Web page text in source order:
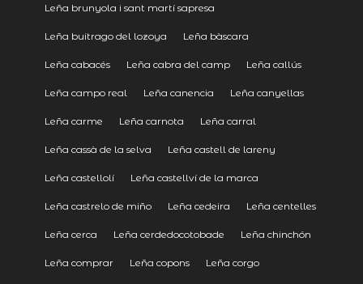
Leña brunyola i sant martí sapresa
Leña buitrago del lozoya Leña bàscara
Leña cabacés Leña cabra del camp Leña callús
Leña campo real Leña canencia Leña canyellas
Leña carme Leña carnota Leña carral
Leña cassà de la selva Leña castell de lareny
Leña castellolí Leña castellví de la marca
Leña castrelo de miño Leña cedeira Leña centelles
Leña cerca Leña cerdedocotobade Leña chinchón
Leña comprar Leña copons Leña corgo